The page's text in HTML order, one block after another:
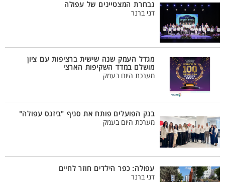
נבחרת המצטיינים של עפולה
דני ברנר
מגדל העמק שנה שישית ברציפות עם ציון
מושלם במדד השקיפות הארצי
מערכת היום בעמק
בנק הפועלים פותח את סניף "ביזנס עפולה"
מערכת היום בעמק
עפולה: כפר הילדים חוזר לחיים
דני ברנר